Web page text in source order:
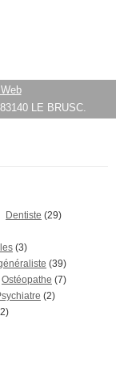
LE BRUSC.
Dentiste (29)
(3)
(39)
Ostéopathe (7)
(2)